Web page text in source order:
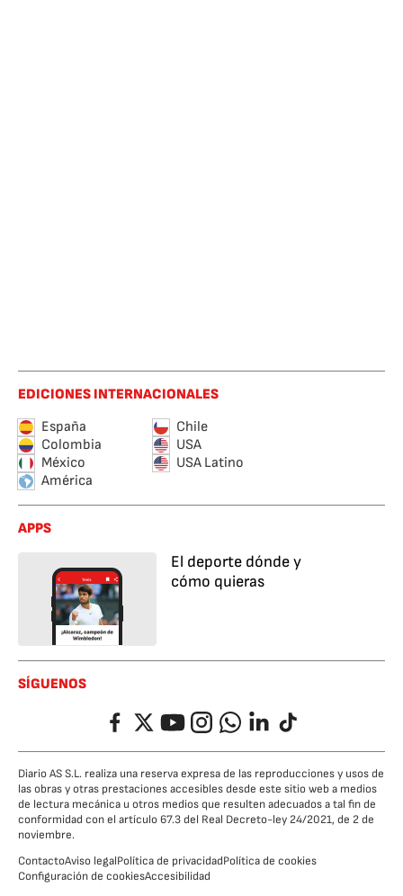
EDICIONES INTERNACIONALES
España
Chile
Colombia
USA
México
USA Latino
América
APPS
El deporte dónde y
cómo quieras
SÍGUENOS
FacebookTwitterYouTubeInstagramWhatsappLinkedIn
TikTok
Diario AS S.L. realiza una reserva expresa de las reproducciones y usos de
las obras y otras prestaciones accesibles desde este sitio web a medios
de lectura mecánica u otros medios que resulten adecuados a tal fin de
conformidad con el artículo 67.3 del Real Decreto-ley 24/2021, de 2 de
noviembre.
ContactoAviso legalPolítica de privacidadPolítica de cookies
Configuración de cookiesAccesibilidad